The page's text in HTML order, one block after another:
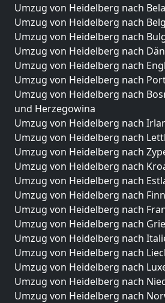
Umzug von Heidelberg nach
Umzug von Heidelberg nach
Umzug von Heidelberg nach
Umzug von Heidelberg nach
Umzug von Heidelberg nach
Umzug von Heidelberg nach
Umzug von Heidelberg nach
und Herzegowina
Umzug von Heidelberg nach
Umzug von Heidelberg nach
Umzug von Heidelberg nach
Umzug von Heidelberg nach
Umzug von Heidelberg nach
Umzug von Heidelberg nach
Umzug von Heidelberg nach
Umzug von Heidelberg nach
Umzug von Heidelberg nach
Umzug von Heidelberg nach
Umzug von Heidelberg nach
Umzug von Heidelberg nach
Umzug von Heidelberg nach